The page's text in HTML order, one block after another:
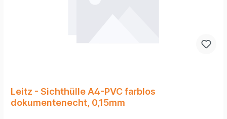
Leitz - Sichthülle A4-PVC farblos
dokumentenecht, 0,15mm